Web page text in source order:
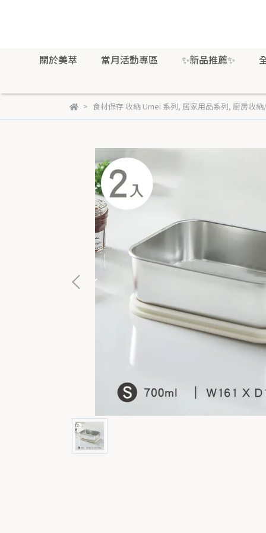
關於美萃 當月活動專區 ✨新品推薦✨
食材保存 收納 Umei 系列, 居家用品系列, 廚房收